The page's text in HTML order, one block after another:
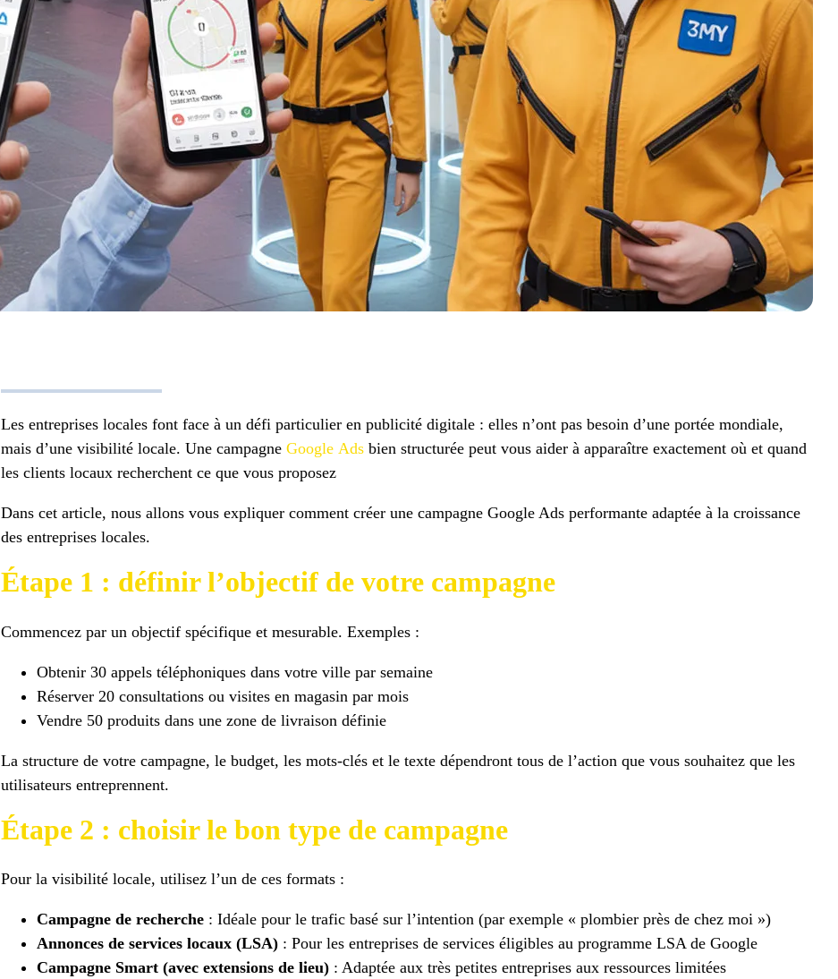
Les entreprises locales font face à un défi particulier en publicité digitale : elles n’ont pas besoin d’une portée mondiale,
mais d’une visibilité locale. Une campagne Google Ads bien structurée peut vous aider à apparaître exactement où et quand
les clients locaux recherchent ce que vous proposez
Dans cet article, nous allons vous expliquer comment créer une campagne Google Ads performante adaptée à la croissance
des entreprises locales.
Étape 1 : définir l’objectif de votre campagne
Commencez par un objectif spécifique et mesurable. Exemples :
Obtenir 30 appels téléphoniques dans votre ville par semaine
Réserver 20 consultations ou visites en magasin par mois
Vendre 50 produits dans une zone de livraison définie
La structure de votre campagne, le budget, les mots-clés et le texte dépendront tous de l’action que vous souhaitez que les
utilisateurs entreprennent.
Étape 2 : choisir le bon type de campagne
Pour la visibilité locale, utilisez l’un de ces formats :
Campagne de recherche : Idéale pour le trafic basé sur l’intention (par exemple « plombier près de chez moi »)
Annonces de services locaux (LSA) : Pour les entreprises de services éligibles au programme LSA de Google
Campagne Smart (avec extensions de lieu) : Adaptée aux très petites entreprises aux ressources limitées